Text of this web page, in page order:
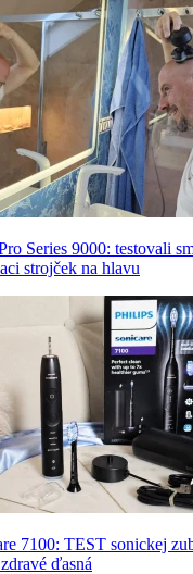
Series 9000: testovali
strojček na hlavu
7100: TEST sonickej
ďasná